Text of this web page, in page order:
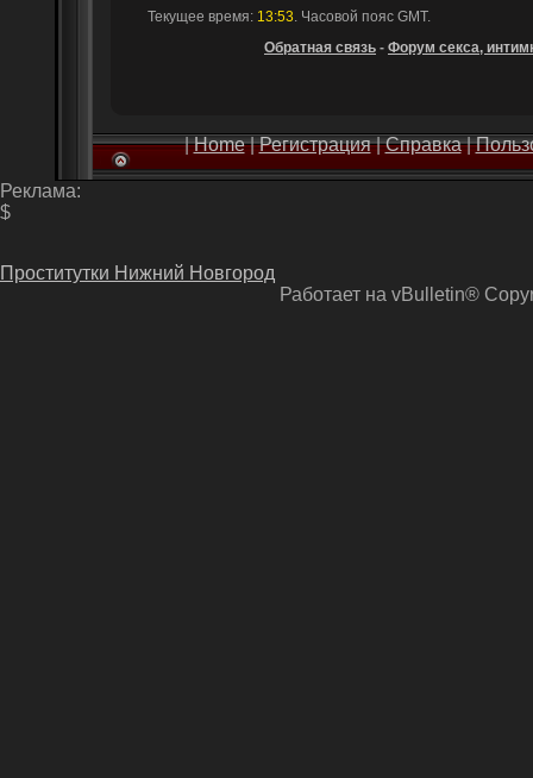
Текущее время: 13:53. Часовой пояс GMT.
Обратная связь - Форум секса,
|Home|Регистрация|Справка|
Реклама:
$
Проститутки Нижний Новгород
Работает на vBulletin®